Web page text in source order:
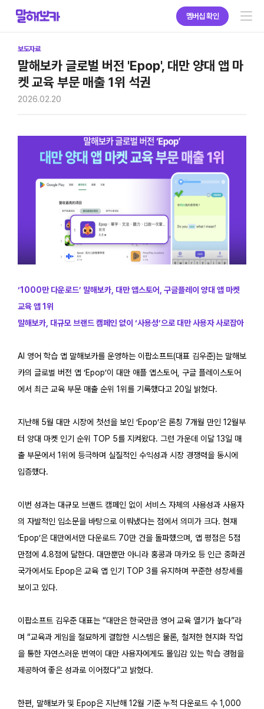
서비스 소개
멤버십 확인
보도자료
말해보카 글로벌 버전 'Epop', 대만 양대 앱 마
켓 교육 부문 매출 1위 석권
2026.02.20
‘1000만 다운로드’ 말해보카, 대만 앱스토어, 구글플레이 양대 앱 마켓
교육 앱 1위
말해보카, 대규모 브랜드 캠페인 없이 ‘사용성’으로 대만 사용자 사로잡아
AI 영어 학습 앱 말해보카를 운영하는 이팝소프트(대표 김우준)는 말해보
카의 글로벌 버전 앱 ‘Epop’이 대만 애플 앱스토어, 구글 플레이스토어
에서 최근 교육 부문 매출 순위 1위를 기록했다고 20일 밝혔다.
지난해 5월 대만 시장에 첫선을 보인 ‘Epop’은 론칭 7개월 만인 12월부
터 양대 마켓 인기 순위 TOP 5를 지켜왔다. 그런 가운데 이달 13일 매
출 부문에서 1위에 등극하며 실질적인 수익성과 시장 경쟁력을 동시에
입증했다.
이번 성과는 대규모 브랜드 캠페인 없이 서비스 자체의 사용성과 사용자
의 자발적인 입소문을 바탕으로 이뤄냈다는 점에서 의미가 크다. 현재
‘Epop’은 대만에서만 다운로드 70만 건을 돌파했으며, 앱 평점은 5점
만점에 4.8점에 달한다. 대만뿐만 아니라 홍콩과 마카오 등 인근 중화권
국가에서도 Epop은 교육 앱 인기 TOP 3를 유지하며 꾸준한 성장세를
보이고 있다.
이팝소프트 김우준 대표는 “대만은 한국만큼 영어 교육 열기가 높다”라
며 “교육과 게임을 절묘하게 결합한 시스템은 물론, 철저한 현지화 작업
을 통한 자연스러운 번역이 대만 사용자에게도 몰입감 있는 학습 경험을
제공하여 좋은 성과로 이어졌다”고 밝혔다.
한편, 말해보카 및 Epop은 지난해 12월 기준 누적 다운로드 수 1,000